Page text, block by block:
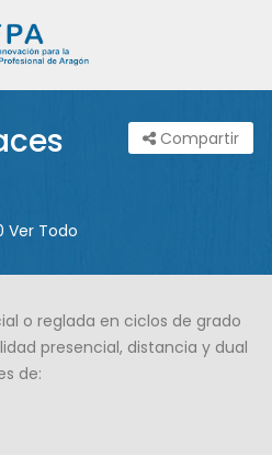
Compartir
Ver Todo
o reglada en ciclos de grado
presencial, distancia y dual
de: